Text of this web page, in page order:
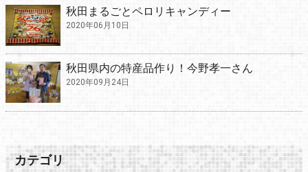
秋田まるごとペロリキャンディー
2020年06月10日
秋田県内の特産品作り！今野孝一さん
2020年09月24日
カテゴリ